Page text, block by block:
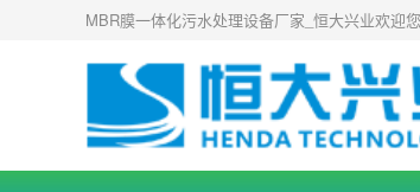
MBR膜一体化污水处理设备厂家_恒大兴业欢迎您